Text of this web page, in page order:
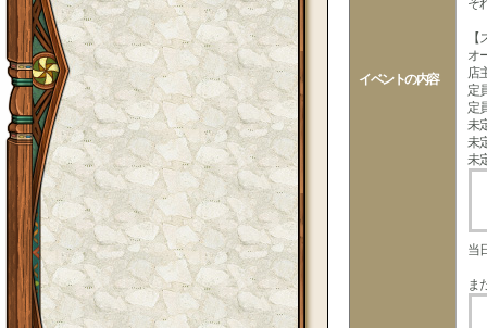
イベントの内容
そ
オ
店
定
定
未
未
未
当
ま